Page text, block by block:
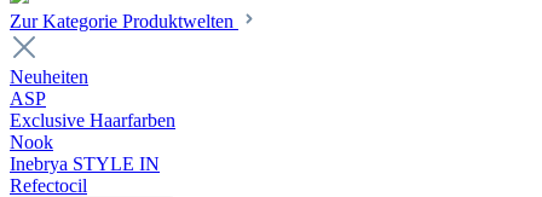
Zur Kategorie Produktwelten
Neuheiten
ASP
Exclusive Haarfarben
Nook
Inebrya STYLE IN
Refectocil